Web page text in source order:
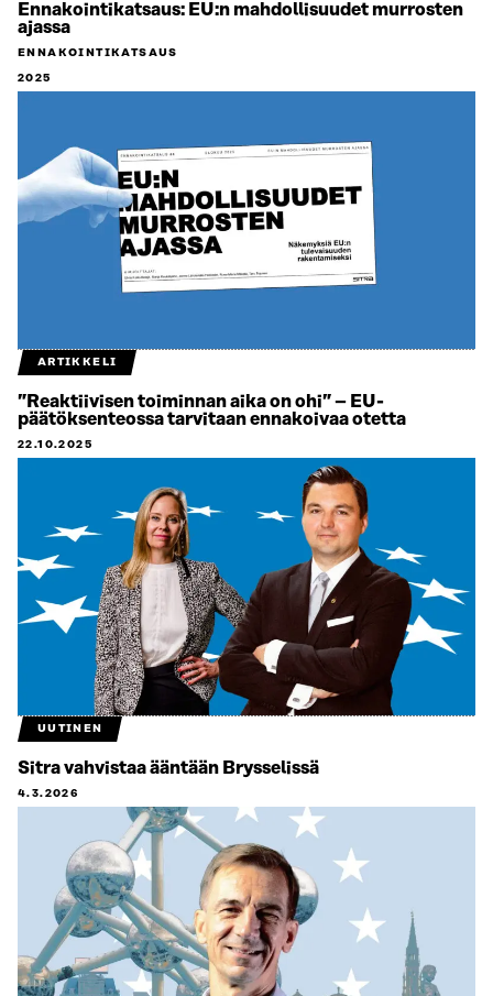
Ennakointikatsaus: EU:n mahdollisuudet murrosten
ajassa
ENNAKOINTIKATSAUS
2025
ARTIKKELI
”Reaktiivisen toiminnan aika on ohi” – EU-
päätöksenteossa tarvitaan ennakoivaa otetta
22.10.2025
UUTINEN
Sitra vahvistaa ääntään Brysselissä
4.3.2026